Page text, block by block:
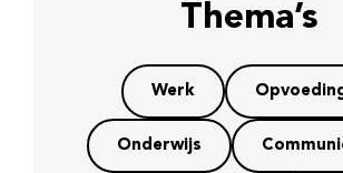
Thema’s
Werk
Onderwijs